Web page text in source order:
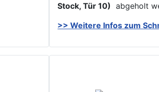
Stock, Tür 10) abgeholt
>> Weitere Infos zum